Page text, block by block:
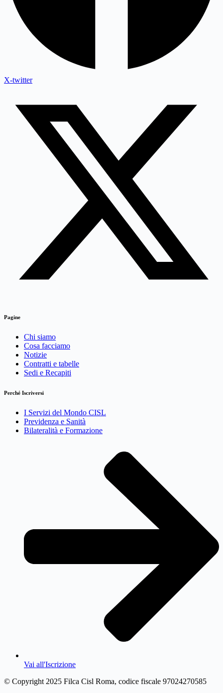
X-twitter
Pagine
Chi siamo
Cosa facciamo
Notizie
Contratti e tabelle
Sedi e Recapiti
Perché Iscriversi
I Servizi del Mondo CISL
Previdenza e Sanità
Bilateralità e Formazione
Vai all'Iscrizione
© Copyright 2025 Filca Cisl Roma, codice fiscale 97024270585